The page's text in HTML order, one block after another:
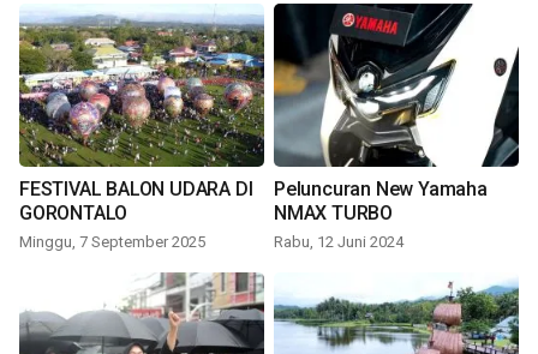
FESTIVAL BALON UDARA DI
GORONTALO
Minggu, 7 September 2025
Peluncuran New Yamaha
NMAX TURBO
Rabu, 12 Juni 2024